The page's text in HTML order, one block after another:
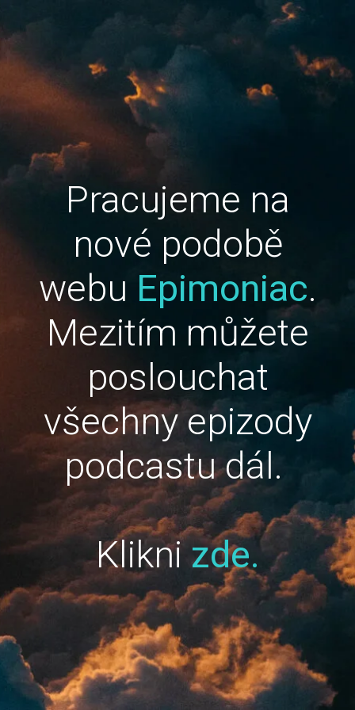
Pracujeme na
nové podobě
webu Epimoniac.
Mezitím můžete
poslouchat
všechny epizody
podcastu dál.
Kliknizde.